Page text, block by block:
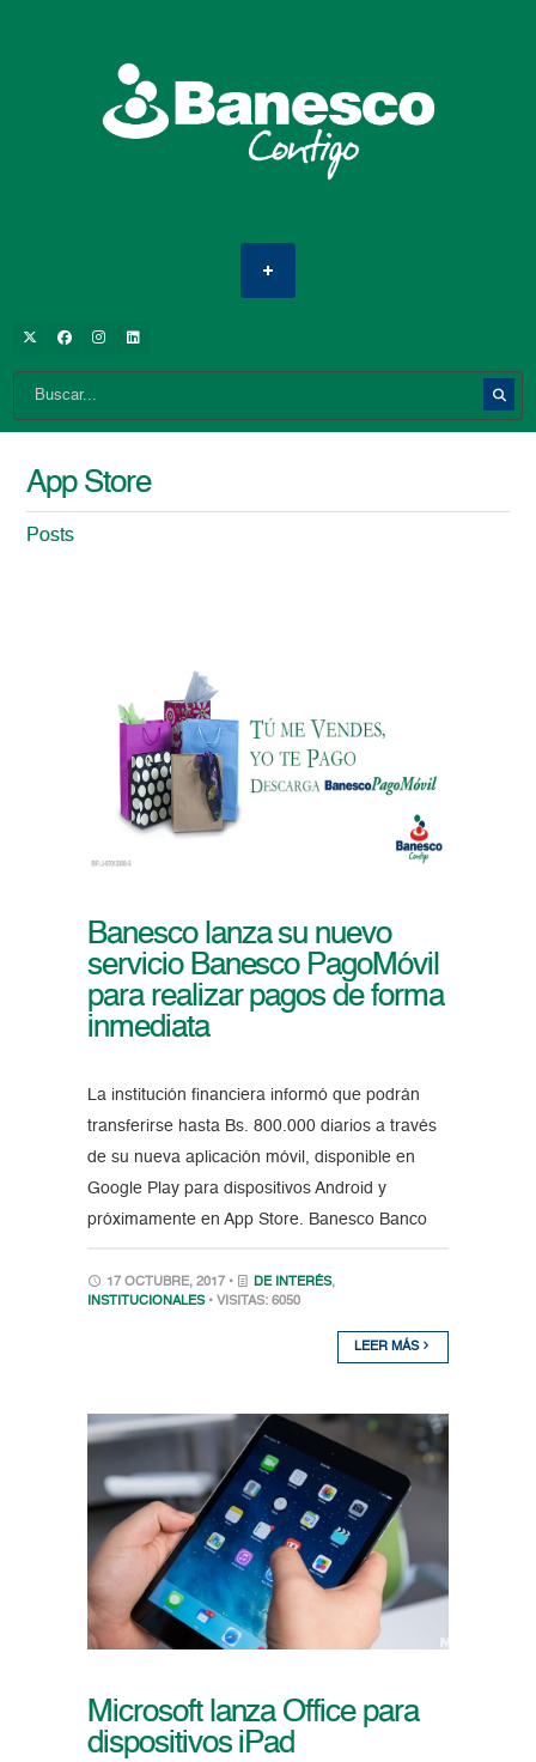
App Store
Posts
Banesco lanza su nuevo
servicio Banesco PagoMóvil
para realizar pagos de forma
inmediata
La institución financiera informó que podrán
transferirse hasta Bs. 800.000 diarios a través
de su nueva aplicación móvil, disponible en
Google Play para dispositivos Android y
próximamente en App Store. Banesco Banco
17 OCTUBRE, 2017 • DE INTERÉS,
INSTITUCIONALES • VISITAS: 6050
LEER MÁS
Microsoft lanza Office para
dispositivos iPad